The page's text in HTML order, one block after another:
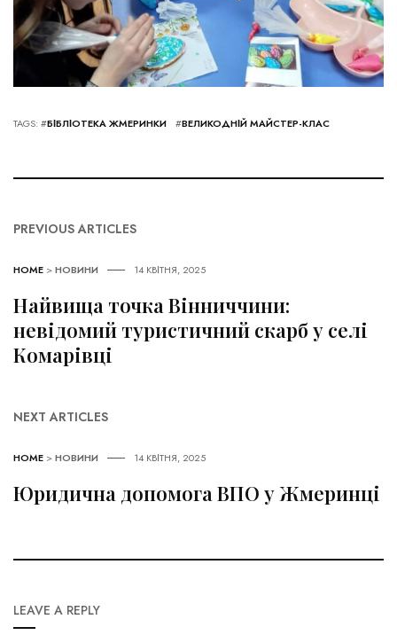
TAGS: #БІБЛІОТЕКА ЖМЕРИНКИ #ВЕЛИКОДНІЙ МАЙСТЕР-КЛАС
PREVIOUS ARTICLES
HOME >НОВИНИ 14 КВІТНЯ, 2025
Найвища точка Вінниччини:
невідомий туристичний скарб у селі
Комарівці
NEXT ARTICLES
HOME >НОВИНИ 14 КВІТНЯ, 2025
Юридична допомога ВПО у Жмеринці
LEAVE A REPLY